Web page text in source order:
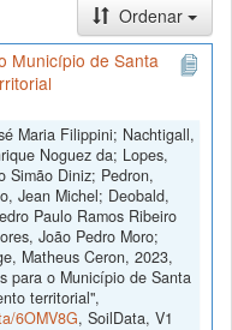
Ordenar
Município de Santa
Maria Filippini; Nachtigall,
Noguez da; Lopes,
Simão Diniz; Pedron,
Jean Michel; Deobald,
Paulo Ramos Ribeiro
João Pedro Moro;
Matheus Ceron, 2023,
para o Município de Santa
territorial",
6OMV8G, SoilData, V1